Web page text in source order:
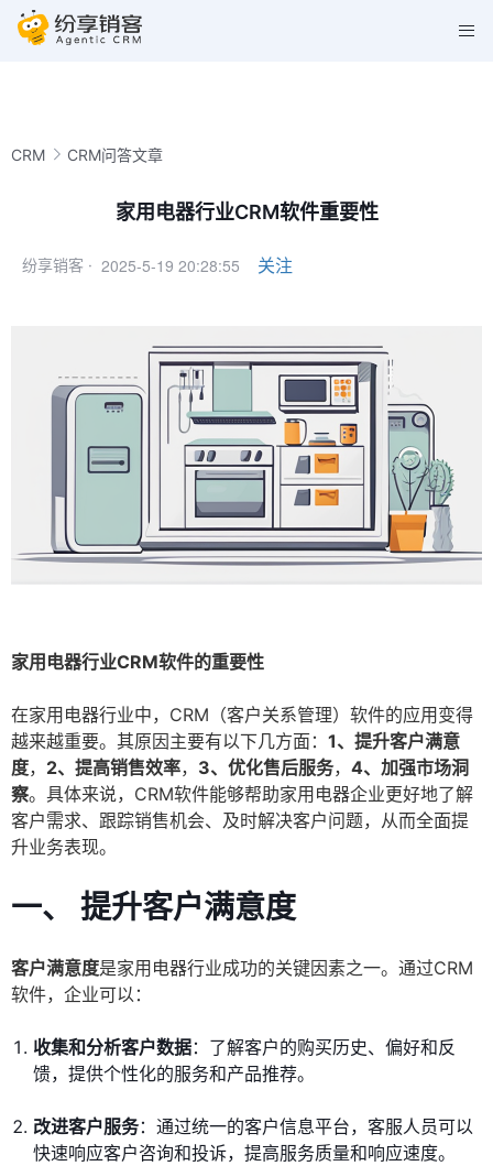
CRM CRM问答文章
家用电器行业CRM软件重要性
纷享销客 · 2025-5-19 20:28:55 关注
家用电器行业CRM软件的重要性
在家用电器行业中，CRM（客户关系管理）软件的应用变得
越来越重要。其原因主要有以下几方面： 1、提升客户满意
度， 2、提高销售效率， 3、优化售后服务， 4、加强市场洞
察。具体来说，CRM软件能够帮助家用电器企业更好地了解
客户需求、跟踪销售机会、及时解决客户问题，从而全面提
升业务表现。
一、 提升客户满意度
客户满意度是家用电器行业成功的关键因素之一。通过CRM
软件，企业可以：
收集和分析客户数据：了解客户的购买历史、偏好和反
馈，提供个性化的服务和产品推荐。
改进客户服务：通过统一的客户信息平台，客服人员可以
快速响应客户咨询和投诉，提高服务质量和响应速度。